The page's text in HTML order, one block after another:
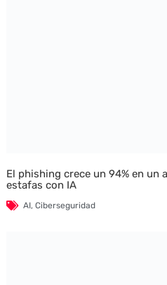
El phishing crece un 94% en un
estafas con IA
AI, Ciberseguridad